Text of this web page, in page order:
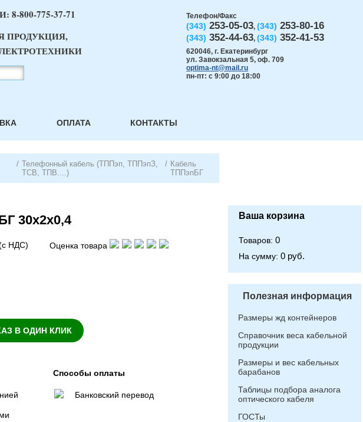
Телефон/Факс
(343) 253-05-03, (343) 253-80-16
(343) 352-44-63, (343) 352-41-53
620046, г. Екатеринбург
ул. Завокзальная 5, оф. 709
optima-nt@mail.ru
пн-пт: с 9:00 до 18:00
8-800-775-37-71
ПРОДУКЦИЯ,
ОПЛАТА КОНТАКТЫ
/ Телефонный кабель (ТППэп, ТППэпЗ,
ТСВ, ТПВ....)
/ Кабель
ТППэпБГ
30х2х0,4
НДС) Оценка товара
В ОДИН КЛИК
Способы оплаты
Банковский перевод
Ваша корзина
Товаров: 0
На сумму: 0 руб.
Полезная информация
Размеры жд контейнеров
Справочник веса кабельной
продукции
Размеры и вес кабельных
барабанов
Таблицы подбора аналога
оптического кабеля
ГОСТы